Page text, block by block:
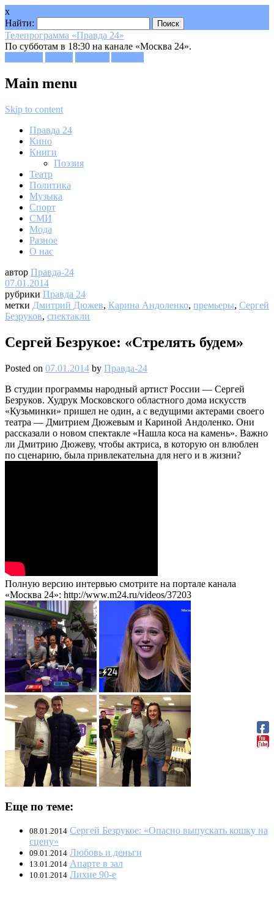
x
Найти:
Телепрограмма «Правда 24»
По субботам в 18:30 на канале «Москва 24».
Main menu
Skip to content
Правда 24
Кино
Книги
Поэзия
Театр
Политика
Музыка
Спорт
СМИ
Мода
Разное
О нас
автор Правда-24
07.01.2014
рубрики Правда 24
метки Дмитрий Дюжев, Карина Андоленко, премьеры, Сергей
Безруков, спектакли
Сергей Безрукое: «Стрелять будем»
Posted on 07.01.2014 by Правда-24
В студии программы народный артист России — Сергей
Безруков. Худрук Московского областного дома искусств
«Кузьминки» пришел не один, а с ведущими актерами своего
театра — Дмитрием Дюжевым и Кариной Андоленко. Они
рассказали о новом спектакле «Нашла коса на камень». Важно
ли Дмитрию Дюжеву, чтобы актриса, в которую он влюблен
по сценарию, была привлекательна для него и в жизни?
Полную версию интервью смотрите на портале канала
«Москва 24»: http://www.m24.ru/videos/37203
Еще по теме:
08.01.2014 Сергей Безрукое: «Опасно выпускать кошку на
сцену»
09.01.2014 Любовь и деньги
13.01.2014 Апарте в зал
10.01.2014 Лихие 90-е